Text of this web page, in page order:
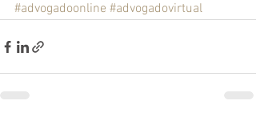
#advogadoonline #advogadovirtual